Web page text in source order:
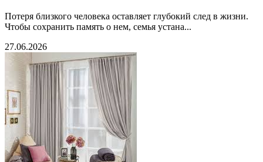
Потеря близкого человека оставляет глубокий след в жизни.
Чтобы сохранить память о нем, семья устана...
27.06.2026